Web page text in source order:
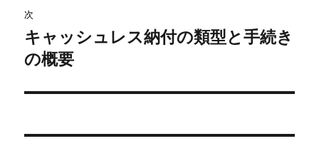
ゲ
ー
ン
次
次
の
稿:
キャッシュレス納付の類型と手続き
の概要